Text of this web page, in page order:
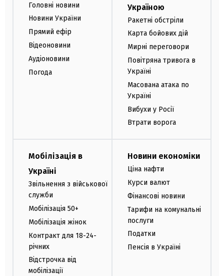
Головні новини
Новини України
Прямий ефір
Відеоновини
Аудіоновини
Погода
Україною
Ракетні обстріли
Карта бойових дій
Мирні переговори
Повітряна тривога в
Україні
Масована атака по
Україні
Вибухи у Росії
Втрати ворога
Мобілізація в
Україні
Звільнення з військової
служби
Мобілізація 50+
Мобілізація жінок
Контракт для 18-24-
річних
Відстрочка від
мобілізації
Новини економіки
Ціна нафти
Курси валют
Фінансові новини
Тарифи на комунальні
послуги
Податки
Пенсія в Україні